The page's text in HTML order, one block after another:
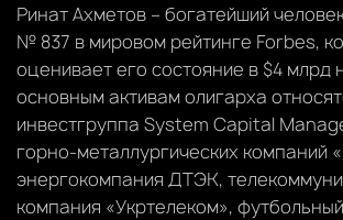
Ринат Ахметов – богатейший
№ 837 в мировом рейтинге Forbes,
оценивает его состояние в $4 млрд
основным активам олигарха
инвестгруппа System Capital
горно-металлургических компаний
энергокомпания ДТЭК,
компания «Укртелеком»,